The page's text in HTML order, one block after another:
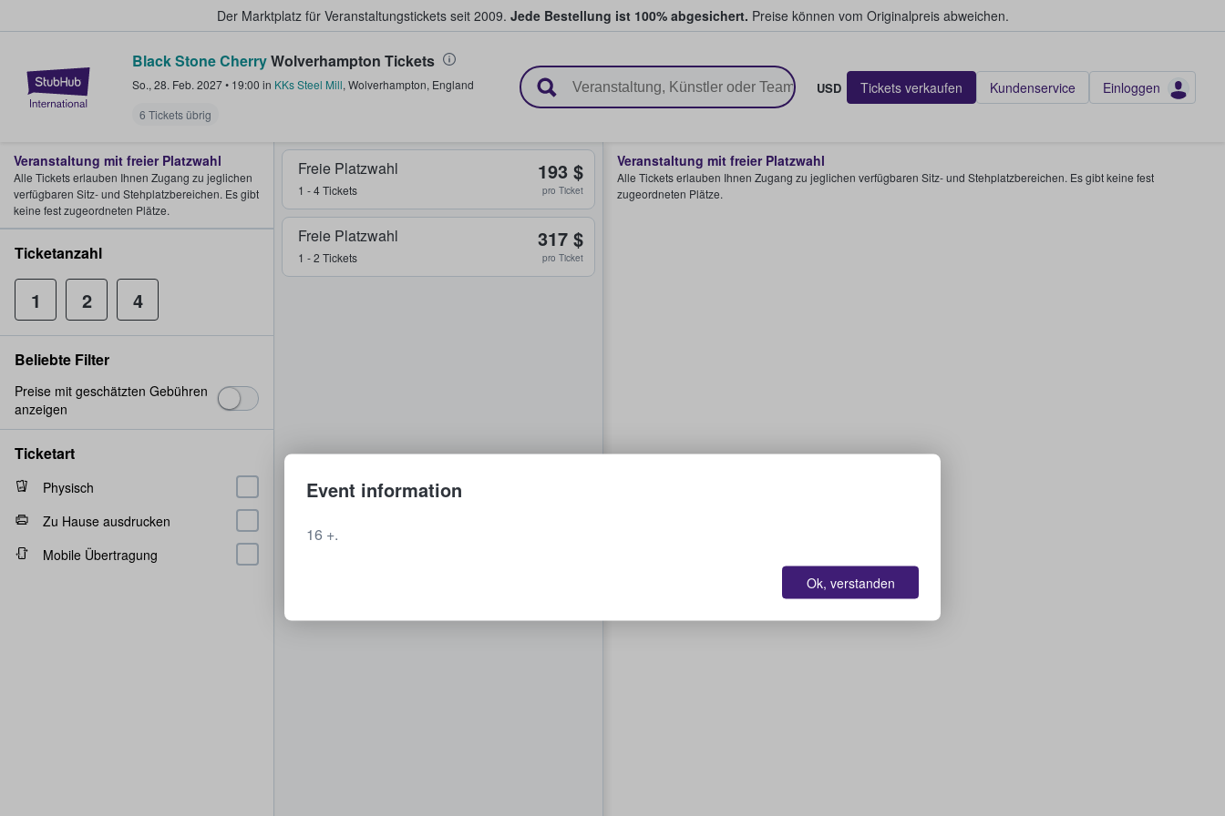
Der Marktplatz für Veranstaltungstickets seit 2009. Jede Bestellung ist 100% abgesichert. Preise können vom Originalpreis abweichen.
StubHub - Wo Fans Tickets kaufen & verkaufen
Black Stone CherryWolverhampton Tickets
So., 28. Feb. 2027• 19:00 in KKs Steel Mill, Wolverhampton, England
6 Tickets übrig
USD Tickets verkaufen Kundenservice Einloggen
Freie Platzwahl
1 - 4 Tickets
193 $
pro Ticket
Freie Platzwahl
1 - 2 Tickets
317 $
pro Ticket
Veranstaltung mit freier Platzwahl
Alle Tickets erlauben Ihnen Zugang zu jeglichen verfügbaren Sitz- und Stehplatzbereichen. Es gibt keine fest
zugeordneten Plätze.
Veranstaltung mit freier Platzwahl
Alle Tickets erlauben Ihnen Zugang zu jeglichen
verfügbaren Sitz- und Stehplatzbereichen. Es gibt
keine fest zugeordneten Plätze.
Ticketanzahl
1 2 4
Beliebte Filter
Preise mit geschätzten Gebühren
anzeigen
Ticketart
Physisch
Zu Hause ausdrucken
Mobile Übertragung
Event information
16 +.
Ok, verstanden